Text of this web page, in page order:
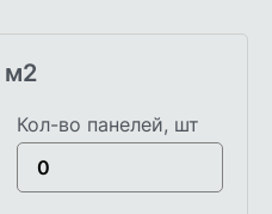
м2
Кол-во панелей, шт